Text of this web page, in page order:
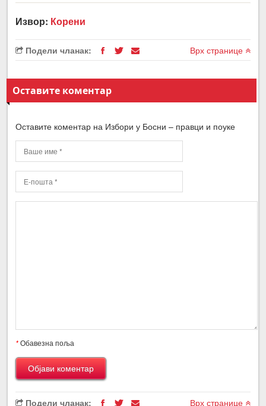
Извор: Корени
Подели чланак: Врх странице
Оставите коментар
Оставите коментар на Избори у Босни – правци и поуке
*Обавезна поља
Подели чланак: Врх странице